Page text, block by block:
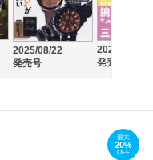
2025/08/22
発売号
2025/05/22
発売号
最大
20%
OFF